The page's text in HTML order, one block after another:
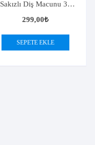
Sakızlı Diş Macunu 35
299,00₺
SEPETE EKLE